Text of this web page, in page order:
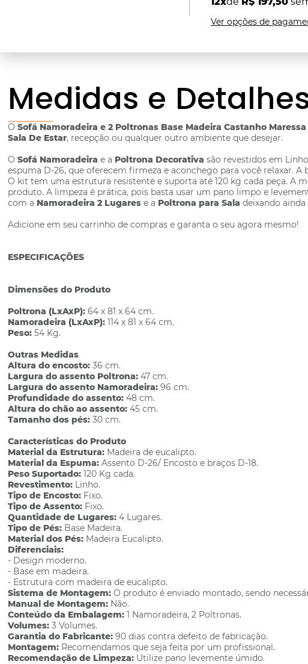
Ver opções de
Medidas e
OSofá Namoradeira e 2 Poltronas Base Madeira Castanho
Sala De Estar, recepção ou qualquer outro ambiente que desejar.
OSofá Namoradeira e a Poltrona Decorativa são revestidos em
espuma D-26, que oferecem firmeza e aconchego para você relaxar.
O kit tem uma estrutura resistente e suporta até 120 kg cada peça. A
produto. A limpeza é prática, pois basta usar um pano limpo e
com a Namoradeira 2 Lugares e a Poltrona para Sala deixando
Adicione em seu carrinho de compras e garanta o seu agora mesmo!
ESPECIFICAÇÕES
Dimensões do Produto
Poltrona (LxAxP): 64 x 81 x 64 cm.
Namoradeira (LxAxP): 114 x 81 x 64 cm.
Peso: 54 Kg.
Outras Medidas
Altura do encosto: 36 cm.
Largura do assento Poltrona: 47 cm.
Largura do assento Namoradeira: 96 cm.
Profundidade do assento: 48 cm.
Altura do chão ao assento: 45 cm.
Tamanho dos pés: 30 cm.
Características do Produto
Material da Estrutura: Madeira de eucalipto.
Material da Espuma: Assento D-26/ Encosto e braços D-18.
Peso Suportado: 120 Kg cada.
Revestimento: Linho.
Tipo de Encosto: Fixo.
Tipo de Assento: Fixo.
Quantidade de Lugares: 4 Lugares.
Tipo de Pés: Base Madeira.
Material dos Pés: Madeira Eucalipto.
Diferenciais:
- Design moderno.
- Base em madeira.
- Estrutura com madeira de eucalipto.
Sistema de Montagem: O produto é enviado montado, sendo
Manual de Montagem: Não.
Conteúdo da Embalagem: 1 Namoradeira, 2 Poltronas.
Volumes: 3 Volumes.
Garantia do Fabricante: 90 dias contra defeito de fabricação.
Montagem: Recomendamos que seja feita por um profissional.
Recomendação de Limpeza: Utilize pano levemente úmido.